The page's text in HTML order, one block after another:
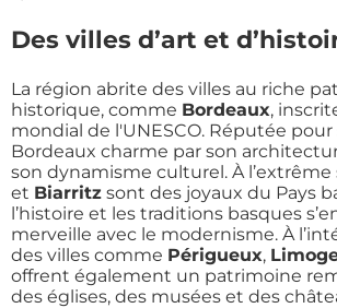
Des villes d’art et
La région abrite des villes au riche
historique, comme Bordeaux,
mondial de l'UNESCO. Réputée pour
Bordeaux charme par son
son dynamisme culturel. À l’extrême
et Biarritz sont des joyaux du Pays
l’histoire et les traditions basques
merveille avec le modernisme. À
des villes comme Périgueux,
offrent également un patrimoine
des églises, des musées et des